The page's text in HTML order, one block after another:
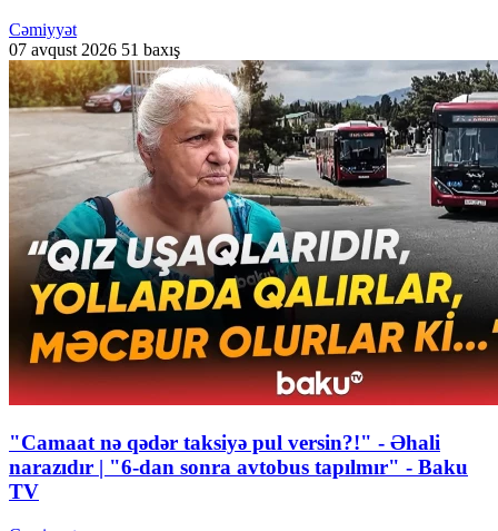
Cəmiyyət
07 avqust 2026 51 baxış
"Camaat nə qədər taksiyə pul versin?!" - Əhali
narazıdır | "6-dan sonra avtobus tapılmır" - Baku
TV